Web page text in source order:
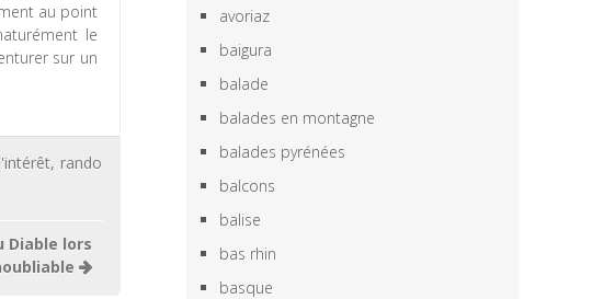
au point
le
sur un
, rando
Diable lors
avoriaz
baigura
balade
balades en montagne
balades pyrénées
balcons
balise
bas rhin
basque